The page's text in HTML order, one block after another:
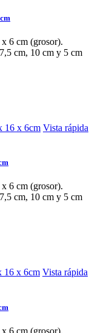
6 cm (grosor).
cm, 10 cm y 5 cm
Vista rápida
6 cm (grosor).
cm, 10 cm y 5 cm
Vista rápida
6 cm (grosor).